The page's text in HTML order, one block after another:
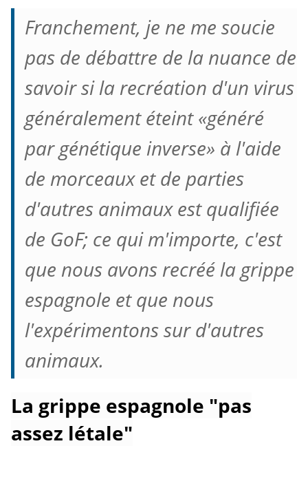
Franchement, je ne me soucie
pas de débattre de la nuance de
savoir si la recréation d'un virus
généralement éteint «généré
par génétique inverse» à l'aide
de morceaux et de parties
d'autres animaux est qualifiée
de GoF; ce qui m'importe, c'est
que nous avons recréé la grippe
espagnole et que nous
l'expérimentons sur d'autres
animaux.
La grippe espagnole "pas
assez létale"